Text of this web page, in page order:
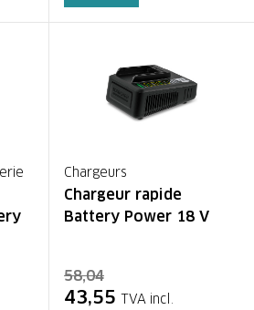
Chargeurs
Chargeur rapide
Battery Power 18 V
58,04
43,55 TVA incl.